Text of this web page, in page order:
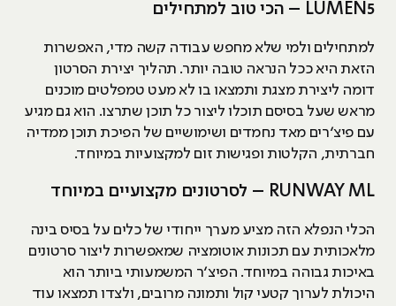
LUMEN5 – הכי טוב למתחילים
למתחילים ולמי שלא מחפש עבודה קשה מדי, האפשרות
הזאת היא ככל הנראה טובה יותר. תהליך יצירת הסרטון
דומה ליצירת מצגת ותמצאו בו לא מעט טמפלטים מוכנים
מראש שעל בסיסם תוכלו ליצור כל תוכן שתרצו. הוא גם מגיע
עם פיצ׳רים מאד נחמדים ושימושיים של הפיכת תוכן ממדיה
חברתית, הקלטות ופגישות זום למקצועיות במיוחד.
RUNWAY ML – לסרטונים מקצועיים במיוחד
הכלי הנפלא הזה מציע מערך ייחודי של כלים על בסיס בינה
מלאכותית עם תכונות אוטומציה שמאפשרות ליצור סרטונים
באיכות גבוהה במיוחד. הפיצ׳ר המשמעותי ביותר הוא
היכולת לערוך קטעי קול ותמונה מרובים, ולצדו תמצאו עוד